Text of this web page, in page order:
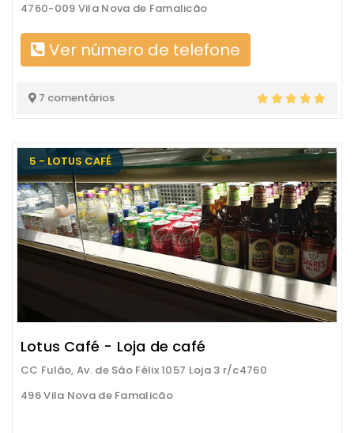
4760-009 Vila Nova de Famalicão
Ver número de telefone
7 comentários
5 - LOTUS CAFÉ
Lotus Café - Loja de café
CC Fulão, Av. de São Félix 1057 Loja 3 r/c4760
496 Vila Nova de Famalicão